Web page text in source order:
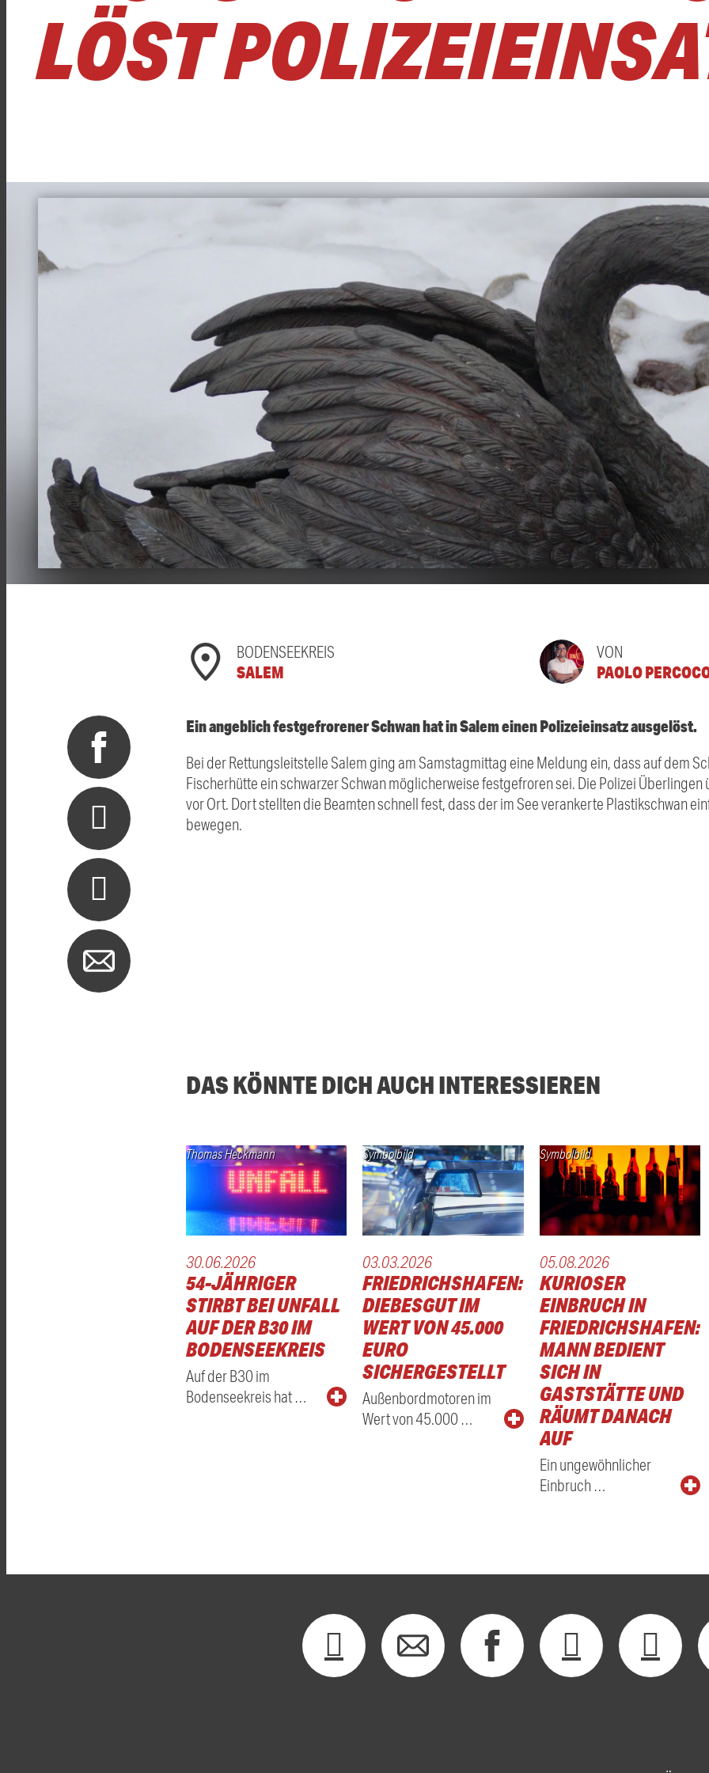
LÖST
BODENSEEKREIS
SALEM
VON
PAOLO
Ein angeblich festgefrorener Schwan hat in Salem einen Polizeieinsatz ausgelöst.
Bei der Rettungsleitstelle Salem ging am Samstagmittag eine Meldung ein, dass auf dem
Fischerhütte ein schwarzer Schwan möglicherweise festgefroren sei. Die Polizei
vor Ort. Dort stellten die Beamten schnell fest, dass der im See verankerte Plastikschwan
bewegen.
DAS KÖNNTE DICH AUCH INTERESSIEREN
Thomas Heckmann
30.06.2026
54-JÄHRIGER
STIRBT BEI UNFALL
AUF DER B30 IM
BODENSEEKREIS
Auf der B30 im
Bodenseekreis hat …
Symbolbild
03.03.2026
FRIEDRICHSHAFEN:
DIEBESGUT IM
WERT VON 45.000
EURO
SICHERGESTELLT
Außenbordmotoren im
Wert von 45.000 …
Symbolbild
05.08.2026
KURIOSER
EINBRUCH IN
FRIEDRICHSHAFEN:
MANN BEDIENT
SICH IN
GASTSTÄTTE UND
RÄUMT DANACH
AUF
Ein ungewöhnlicher
Einbruch …